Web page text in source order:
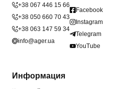
+38 067 446 15 66
+38 050 660 70 43
+38 063 147 59 34
info@ager.ua
Facebook
Instagram
Telegram
YouTube
Информация